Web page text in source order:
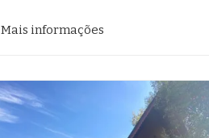
Mais informações